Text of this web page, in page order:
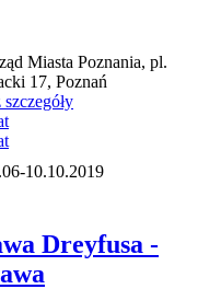
Miasta Poznania, pl.
17, Poznań
10.10.2019
Dreyfusa -